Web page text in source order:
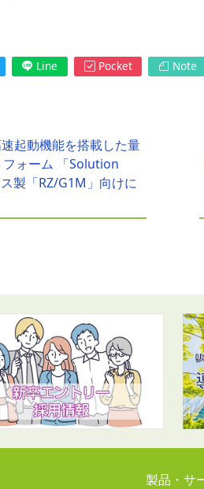
Line Pocket Note
起動機能を搭載した量
ォーム 「Solution
製「RZ/G1M」向けに
製品・サ